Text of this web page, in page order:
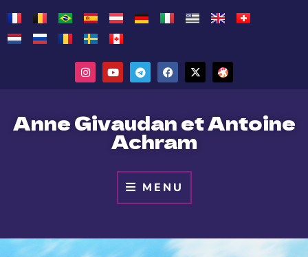
Anne Givaudan et Antoine
Achram
MENU